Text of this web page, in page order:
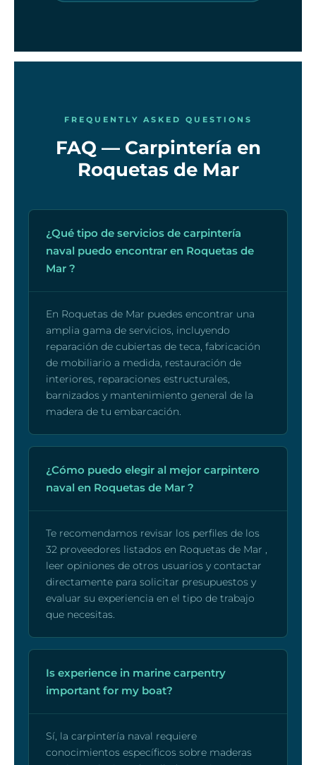
FREQUENTLY ASKED QUESTIONS
FAQ — Carpintería en
Roquetas de Mar
¿Qué tipo de servicios de carpintería
naval puedo encontrar en Roquetas de
Mar ?
En Roquetas de Mar puedes encontrar una
amplia gama de servicios, incluyendo
reparación de cubiertas de teca, fabricación
de mobiliario a medida, restauración de
interiores, reparaciones estructurales,
barnizados y mantenimiento general de la
madera de tu embarcación.
¿Cómo puedo elegir al mejor carpintero
naval en Roquetas de Mar ?
Te recomendamos revisar los perfiles de los
32 proveedores listados en Roquetas de Mar ,
leer opiniones de otros usuarios y contactar
directamente para solicitar presupuestos y
evaluar su experiencia en el tipo de trabajo
que necesitas.
Is experience in marine carpentry
important for my boat?
Sí, la carpintería naval requiere
conocimientos específicos sobre maderas